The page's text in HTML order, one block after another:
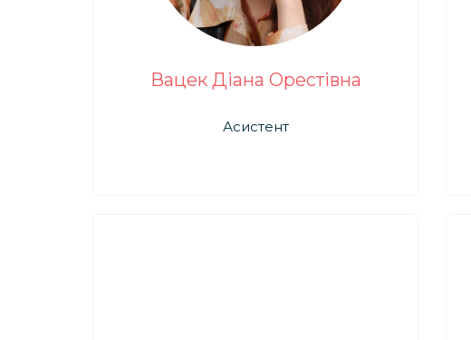
Вацек Діана Орестівна
Асистент